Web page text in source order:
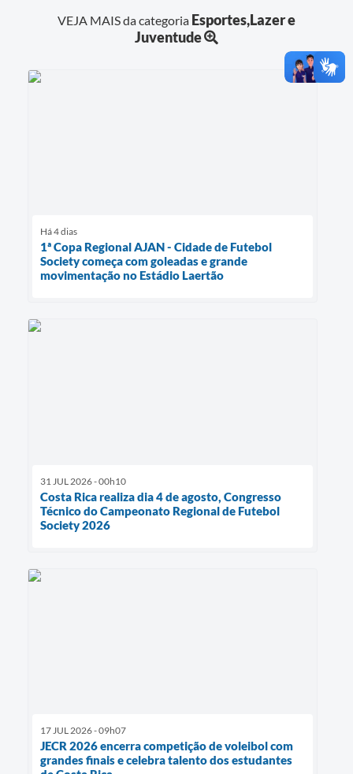
VEJA MAIS da categoria Esportes,Lazer e
Juventude
Há 4 dias
1ª Copa Regional AJAN - Cidade de Futebol
Society começa com goleadas e grande
movimentação no Estádio Laertão
31 JUL 2026 - 00h10
Costa Rica realiza dia 4 de agosto, Congresso
Técnico do Campeonato Regional de Futebol
Society 2026
17 JUL 2026 - 09h07
JECR 2026 encerra competição de voleibol com
grandes finais e celebra talento dos estudantes